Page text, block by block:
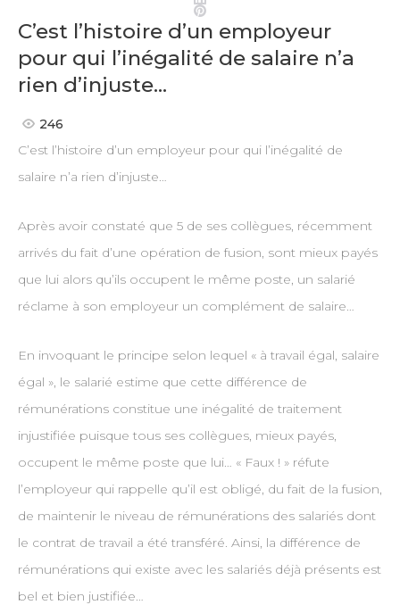
Pinterest
C’est l’histoire d’un employeur
pour qui l’inégalité de salaire n’a
rien d’injuste…
246
C’est l’histoire d’un employeur pour qui l’inégalité de
salaire n’a rien d’injuste…
Après avoir constaté que 5 de ses collègues, récemment
arrivés du fait d’une opération de fusion, sont mieux payés
que lui alors qu’ils occupent le même poste, un salarié
réclame à son employeur un complément de salaire…
En invoquant le principe selon lequel « à travail égal, salaire
égal », le salarié estime que cette différence de
rémunérations constitue une inégalité de traitement
injustifiée puisque tous ses collègues, mieux payés,
occupent le même poste que lui… « Faux ! » réfute
l’employeur qui rappelle qu’il est obligé, du fait de la fusion,
de maintenir le niveau de rémunérations des salariés dont
le contrat de travail a été transféré. Ainsi, la différence de
rémunérations qui existe avec les salariés déjà présents est
bel et bien justifiée…